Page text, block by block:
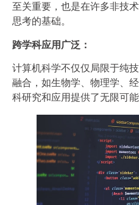
至关重要，也是在许多非技
思考的基础。
跨学科应用广泛：
计算机科学不仅仅局限于纯
融合，如生物学、物理学、
科研究和应用提供了无限可能